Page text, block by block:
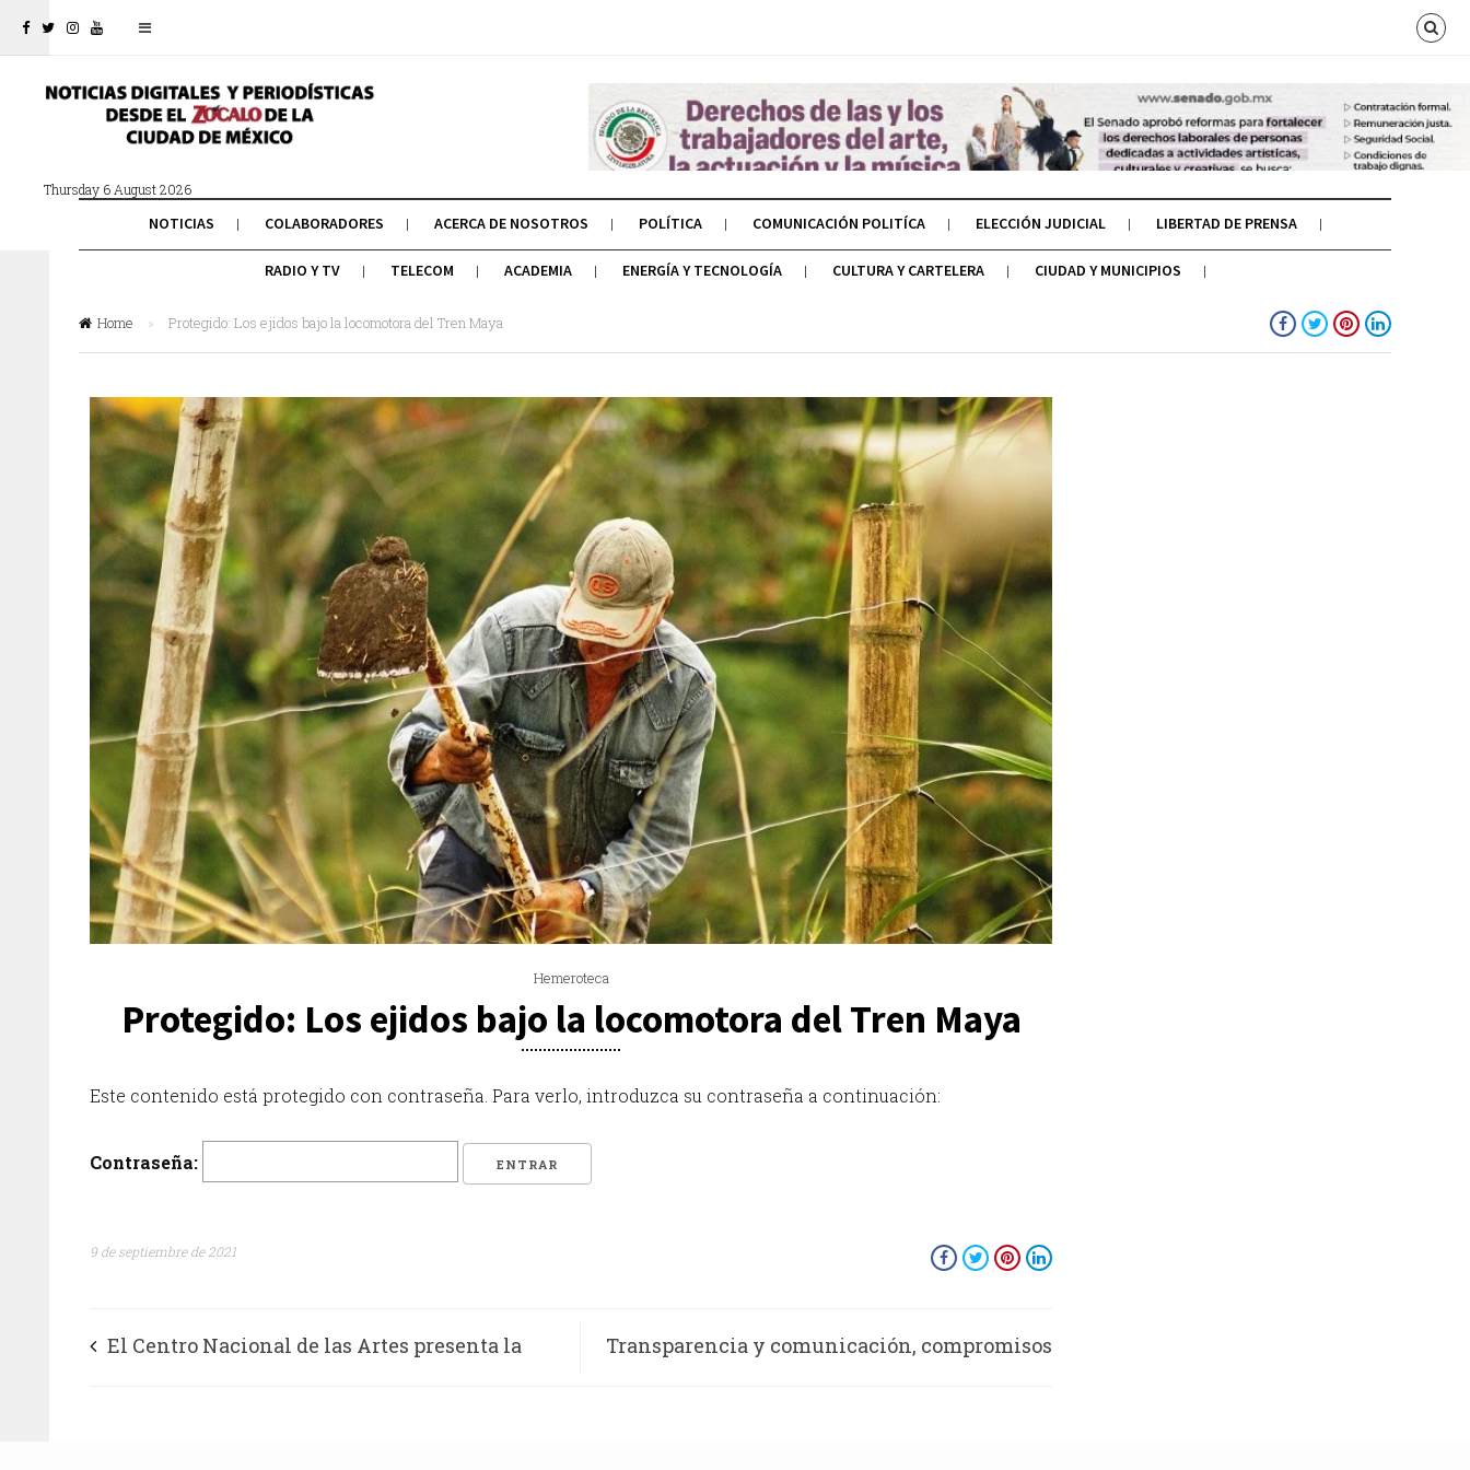
Thursday 6 August 2026
NOTICIAS COLABORADORES ACERCA DE NOSOTROS POLÍTICA COMUNICACIÓN POLITÍCA ELECCIÓN JUDICIAL LIBERTAD DE PRENSA
RADIO Y TV TELECOM ACADEMIA ENERGÍA Y TECNOLOGÍA CULTURA Y CARTELERA CIUDAD Y MUNICIPIOS
Home » Protegido: Los ejidos bajo la locomotora del Tren Maya
Hemeroteca
Protegido: Los ejidos bajo la locomotora del Tren Maya
Este contenido está protegido con contraseña. Para verlo, introduzca su contraseña a continuación:
Contraseña:
9 de septiembre de 2021
El Centro Nacional de las Artes presenta la Transparencia y comunicación, compromisos